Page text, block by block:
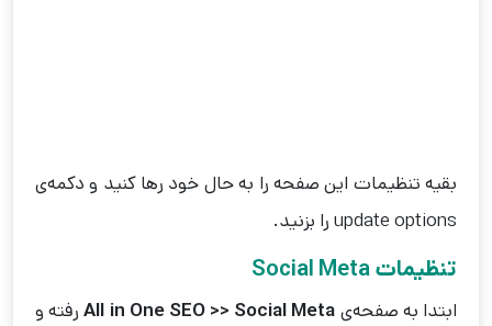
بقیه تنظیمات این صفحه را به حال خود رها کنید و دکمه‌ی
update options را بزنید.
تنظیمات Social Meta
ابتدا به صفحه‌ی All in One SEO >> Social Metaرفته و